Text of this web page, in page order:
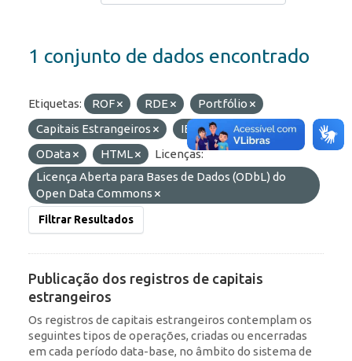
1 conjunto de dados encontrado
Etiquetas: ROF RDE
Portfólio
Capitais Estrangeiros
IED
Formatos:
OData
HTML
Licenças:
Licença Aberta para Bases de Dados (ODbL) do
Open Data Commons
Filtrar Resultados
Publicação dos registros de capitais
estrangeiros
Os registros de capitais estrangeiros contemplam os
seguintes tipos de operações, criadas ou encerradas
em cada período data-base, no âmbito do sistema de